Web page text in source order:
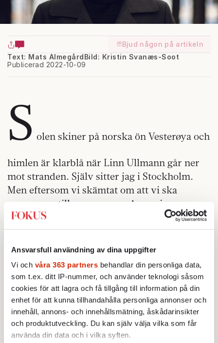
Ansvarsfull användning av dina uppgifter
Vi och våra 363 partners behandlar din personliga data,
som t.ex. ditt IP-nummer, och använder teknologi såsom
cookies för att lagra och få tillgång till information på din
enhet för att kunna tillhandahålla personliga annonser och
innehåll, annons- och innehållsmätning, åskådarinsikter
och produktutveckling. Du kan själv välja vilka som får
använda din data och i vilka syften.
Bjud någon på artikeln
Text: Mats Almegård
Publicerad 2022-10-09
Bild: Kristin Svanæs-Soot
S olen skiner på norska ön Vesterøya och
himlen är klarblå när Linn Ullmann går ner
mot stranden. Själv sitter jag i Stockholm.
Men eftersom vi skämtat om att vi ska
promenera tillsammans ger hon mig en
utförlig beskrivning av vad hon ser per
telefon.
Som dotter till filmregissören Ingmar
Bergman och skådespelaren Liv Ullmann var
hon ”känd” långt före sin litterära debut
Innan du somnarvid slutet av 1990-talet.
Länge värjde hon sig mot biografiska
läsningar av sina böcker, men med romanen
De oroliga , som kom på svenska 2016,